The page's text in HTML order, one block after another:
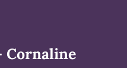
Cornaline